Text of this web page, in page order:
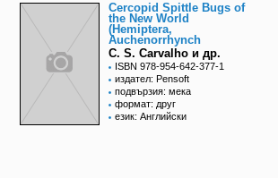
Cercopid Spittle Bugs of
the New World
(Hemiptera,
Auchenorrhynch
C. S. Carvalho и др.
ISBN 978-954-642-377-1
издател: Pensoft
подвързия: мека
формат: друг
език: Английски